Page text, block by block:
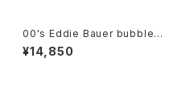
00's Eddie Bauer bubble d
ot rayon shirt maxi Dress
¥14,850